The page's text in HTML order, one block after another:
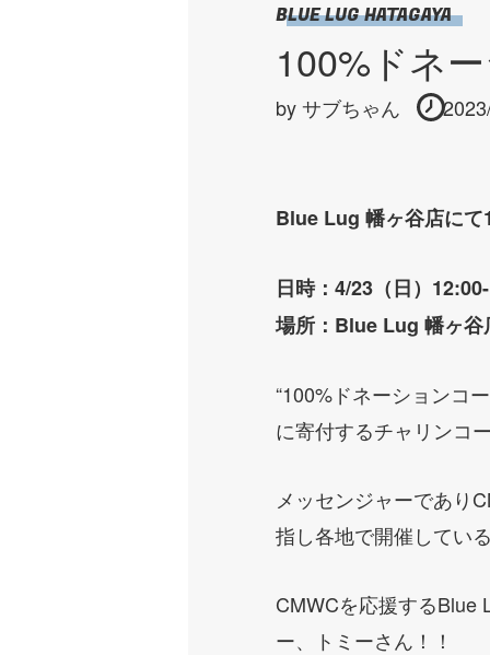
BLUE LUG HATAGAYA
100%ドネ
byサブちゃん
Blue Lug 幡ヶ谷店に
日時：4/23（日）
場所：Blue Lug 幡ヶ谷
“100%ドネーションコ
に寄付するチャリンコ
メッセンジャーであり
指し各地で開催してい
CMWCを応援するBlue
ー、トミーさん！！